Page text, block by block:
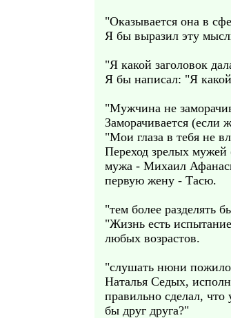
"Оказывается она в
Я бы выразил эту
"Я какой заголовок
Я бы написал: "Я какой
"Мужчина не
Заморачивается
"Мои глаза в тебя не
Переход зрелых
мужа - Михаил
первую жену - Тасю.
"тем более разделять
"Жизнь есть
любых возрастов.
"слушать нюни
Наталья Седых,
правильно сделал,
бы друг друга?"